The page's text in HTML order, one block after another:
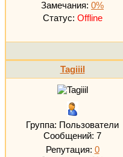
Замечания: 0%
Статус: Offline
Tagiiil
Группа: Пользователи
Сообщений: 7
Репутация: 0